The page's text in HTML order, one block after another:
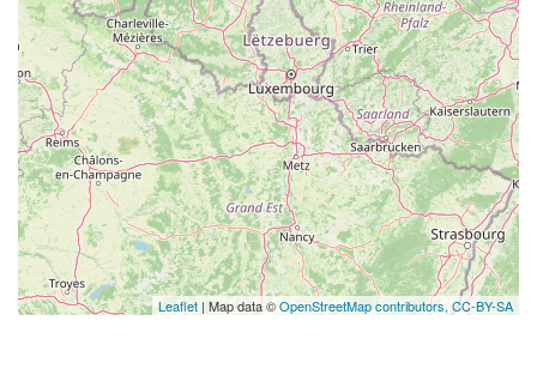
Leaflet | Map data ©OpenStreetMap contributors, CC-BY-SA